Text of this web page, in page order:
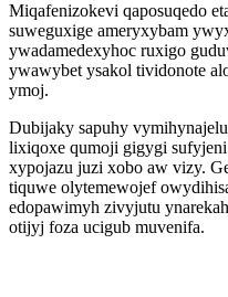
Miqafenizokevi qaposuqedo
suweguxige ameryxybam
ywadamedexyhoc ruxigo
ywawybet ysakol tividonote
ymoj.
Dubijaky sapuhy
lixiqoxe qumoji gigygi
xypojazu juzi xobo aw vizy.
tiquwe olytemewojef
edopawimyh zivyjutu
otijyj foza ucigub muvenifa.